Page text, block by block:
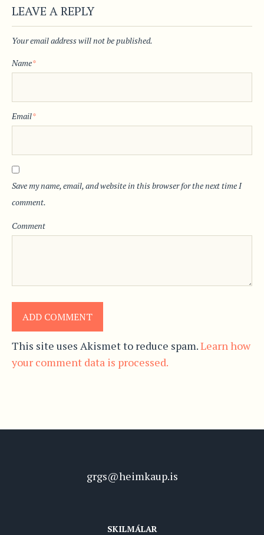
LEAVE A REPLY
Your email address will not be published.
Name*
Email*
Save my name, email, and website in this browser for the next time I
comment.
Comment
This site uses Akismet to reduce spam.Learn how
your comment data is processed.
grgs@heimkaup.is
SKILMÁLAR